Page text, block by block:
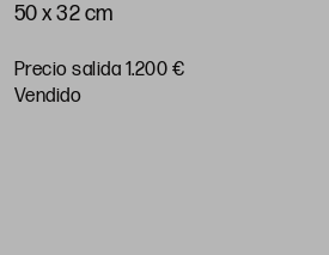
50 x 32 cm
Precio salida 1.200 €
vendido